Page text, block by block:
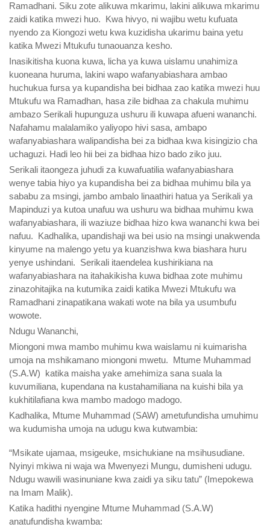
Ramadhani. Siku zote alikuwa mkarimu, lakini alikuwa mkarimu
zaidi katika mwezi huo. Kwa hivyo, ni wajibu wetu kufuata
nyendo za Kiongozi wetu kwa kuzidisha ukarimu baina yetu
katika Mwezi Mtukufu tunaouanza kesho.
Inasikitisha kuona kuwa, licha ya kuwa uislamu unahimiza
kuoneana huruma, lakini wapo wafanyabiashara ambao
huchukua fursa ya kupandisha bei bidhaa zao katika mwezi huu
Mtukufu wa Ramadhan, hasa zile bidhaa za chakula muhimu
ambazo Serikali hupunguza ushuru ili kuwapa afueni wananchi.
Nafahamu malalamiko yaliyopo hivi sasa, ambapo
wafanyabiashara walipandisha bei za bidhaa kwa kisingizio cha
uchaguzi. Hadi leo hii bei za bidhaa hizo bado ziko juu.
Serikali itaongeza juhudi za kuwafuatilia wafanyabiashara
wenye tabia hiyo ya kupandisha bei za bidhaa muhimu bila ya
sababu za msingi, jambo ambalo linaathiri hatua ya Serikali ya
Mapinduzi ya kutoa unafuu wa ushuru wa bidhaa muhimu kwa
wafanyabiashara, ili waziuze bidhaa hizo kwa wananchi kwa bei
nafuu. Kadhalika, upandishaji wa bei usio na msingi unakwenda
kinyume na malengo yetu ya kuanzishwa kwa biashara huru
yenye ushindani. Serikali itaendelea kushirikiana na
wafanyabiashara na itahakikisha kuwa bidhaa zote muhimu
zinazohitajika na kutumika zaidi katika Mwezi Mtukufu wa
Ramadhani zinapatikana wakati wote na bila ya usumbufu
wowote.
Ndugu Wananchi,
Miongoni mwa mambo muhimu kwa waislamu ni kuimarisha
umoja na mshikamano miongoni mwetu. Mtume Muhammad
(S.A.W) katika maisha yake amehimiza sana suala la
kuvumiliana, kupendana na kustahamiliana na kuishi bila ya
kukhitilafiana kwa mambo madogo madogo.
Kadhalika, Mtume Muhammad (SAW) ametufundisha umuhimu
wa kudumisha umoja na udugu kwa kutwambia:
“Msikate ujamaa, msigeuke, msichukiane na msihusudiane.
Nyinyi mkiwa ni waja wa Mwenyezi Mungu, dumisheni udugu.
Ndugu wawili wasinuniane kwa zaidi ya siku tatu” (Imepokewa
na Imam Malik).
Katika hadithi nyengine Mtume Muhammad (S.A.W)
anatufundisha kwamba: